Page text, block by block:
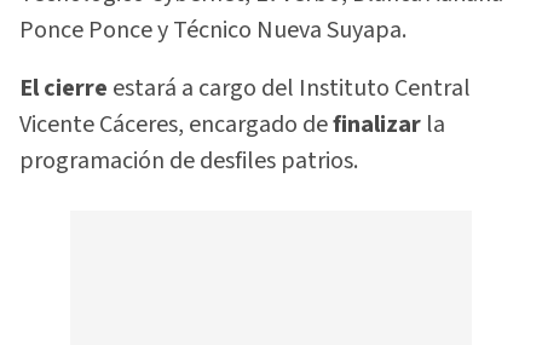
Ponce Ponce y Técnico Nueva Suyapa.
El cierre estará a cargo del Instituto Central
Vicente Cáceres, encargado definalizar la
programación de desfiles patrios.